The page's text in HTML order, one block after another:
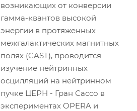
возникающих от конверсии
гамма-квантов высокой
энергии в протяженных
межгалактических магнитных
полях (CAST), проводится
изучение нейтринных
осцилляций на нейтринном
пучке ЦЕРН - Гран Сассо в
экспериментах OPERA и